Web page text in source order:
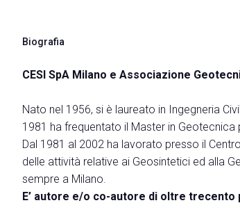
Global Network
Sostenibilità
Newsletter
Contattaci
VISITARE
Perchè visitare
Richiedi Info
Biografia
CESI SpA Milano e Associazione
Nato nel 1956, si è laureato in Ingegneria
1981 ha frequentato il Master in Geotecnica
Dal 1981 al 2002 ha lavorato presso il
delle attività relative ai Geosintetici ed alla
sempre a Milano.
E’ autore e/o co-autore di oltre trecento